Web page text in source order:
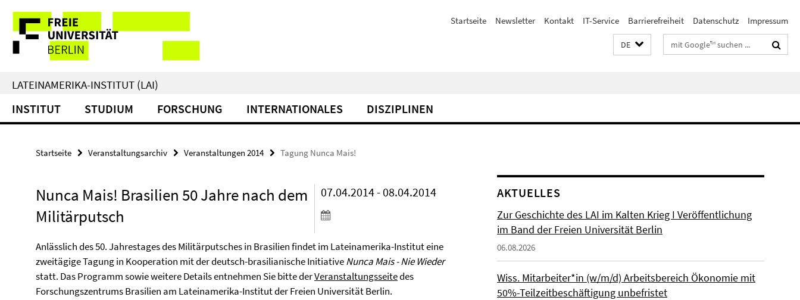
direkt
Inhalt
Service-
Navigation
Startseite Newsletter Kontakt IT-Service Barrierefreiheit Datenschutz Impressum
DE Suchbegriffe
LATEINAMERIKA-INSTITUT (LAI)
INSTITUT STUDIUM FORSCHUNG INTERNATIONALES DISZIPLINEN
Startseite Veranstaltungsarchiv Veranstaltungen 2014 Tagung Nunca Mais!
Nunca Mais! Brasilien 50 Jahre nach dem
Militärputsch
07.04.2014 - 08.04.2014
Anlässlich des 50. Jahrestages des Militärputsches in Brasilien findet im Lateinamerika-Institut eine
zweitägige Tagung in Kooperation mit der deutsch-brasilianische InitiativeNunca Mais - Nie Wieder
statt. Das Programm sowie weitere Details entnehmen Sie bitte derVeranstaltungsseitedes
Forschungszentrums Brasilien am Lateinamerika-Institut der Freien Universität Berlin.
AKTUELLES
Zur Geschichte des LAI im Kalten Krieg I Veröffentlichung
im Band der Freien Universität Berlin
06.08.2026
Wiss. Mitarbeiter*in (w/m/d) Arbeitsbereich Ökonomie mit
50%-Teilzeitbeschäftigung unbefristet